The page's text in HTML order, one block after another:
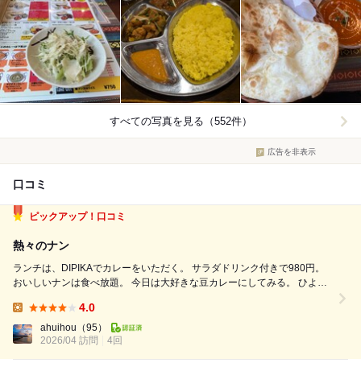
すべての写真を見る（552件）
広告を非表示
口コミ
ピックアップ！口コミ
熱々のナン
ランチは、DIPIKAでカレーをいただく。 サラダドリンク付きで980円。
おいしいナンは食べ放題。 今日は大好きな豆カレーにしてみる。 ひよこ
4.0
ahuihou （95）
2026/04 訪問
4回